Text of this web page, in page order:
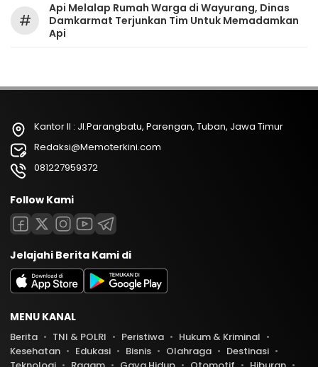
#
Api Melalap Rumah Warga di Wayurang, Dinas
Damkarmat Terjunkan Tim Untuk Memadamkan
Api
Kantor II : Jl.Parangbatu, Parengan, Tuban, Jawa Timur
Redaksi@Memoterkini.com
081227959372
Follow Kami
Jelajahi Berita Kami di
MENU KANAL
Berita TNI & POLRI Peristiwa
Hukum & Kriminal
Kesehatan
Edukasi Bisnis Olahraga
Destinasi